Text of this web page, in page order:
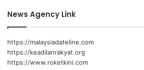
M
y
k
e
p
a
d
a
News Agency Link
https://malaysiadateline.com
https://keadilanrakyat.org
https://www.roketkini.com